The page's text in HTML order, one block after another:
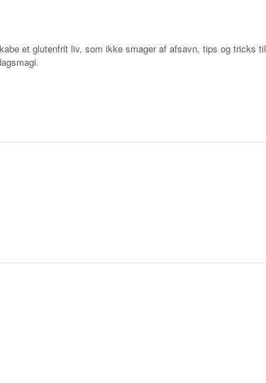
et glutenfrit liv, som ikke smager af afsavn, tips og tricks til